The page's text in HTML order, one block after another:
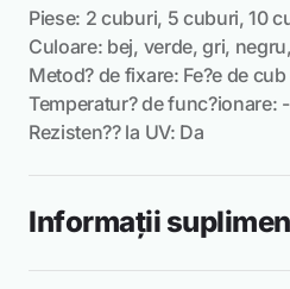
Piese: 2 cuburi, 5 cuburi, 10
Culoare: bej, verde, gri,
Metod? de fixare: Fe?e de
Temperatur? de func?ionare:
Rezisten?? la UV: Da
Informații